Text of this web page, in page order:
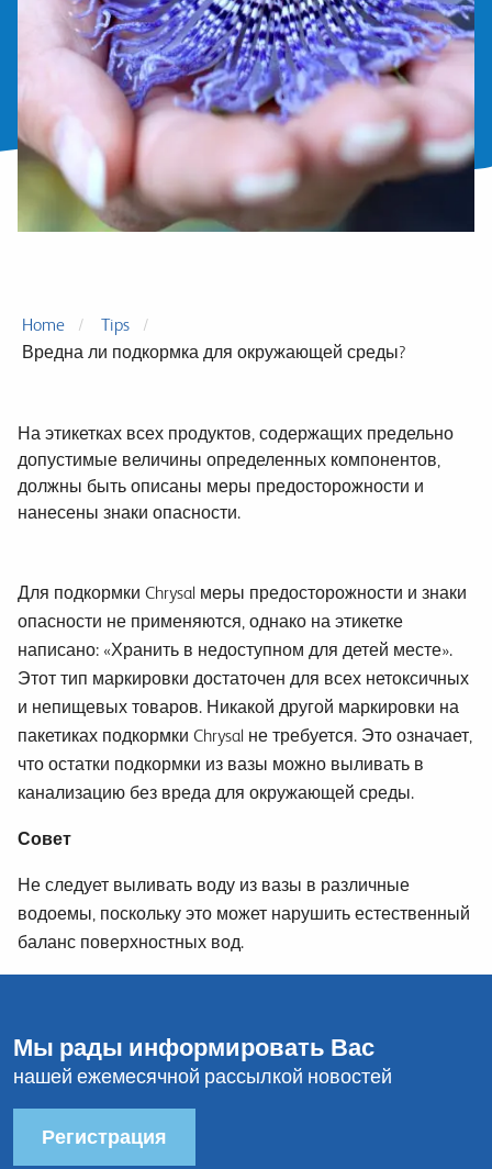
Home
Tips
Вредна ли подкормка для окружающей среды?
На этикетках всех продуктов, содержащих предельно
допустимые величины определенных компонентов,
должны быть описаны меры предосторожности и
нанесены знаки опасности.
Для подкормки Chrysal меры предосторожности и знаки
опасности не применяются, однако на этикетке
написано: «Хранить в недоступном для детей месте».
Этот тип маркировки достаточен для всех нетоксичных
и непищевых товаров. Никакой другой маркировки на
пакетиках подкормки Chrysal не требуется. Это означает,
что остатки подкормки из вазы можно выливать в
канализацию без вреда для окружающей среды.
Совет
Не следует выливать воду из вазы в различные
водоемы, поскольку это может нарушить естественный
баланс поверхностных вод.
Мы рады информировать Вас
нашей ежемесячной рассылкой новостей
Регистрация